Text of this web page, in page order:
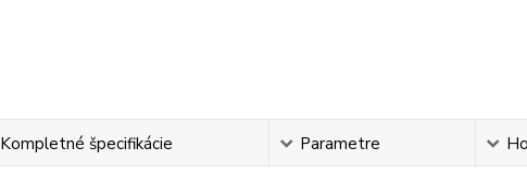
Kompletné špecifikácie Parametre